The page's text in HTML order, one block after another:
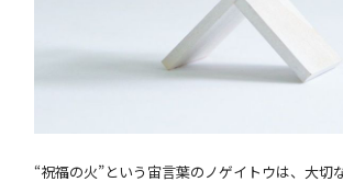
“祝福の火”という宙言葉のノゲイトウは、大切